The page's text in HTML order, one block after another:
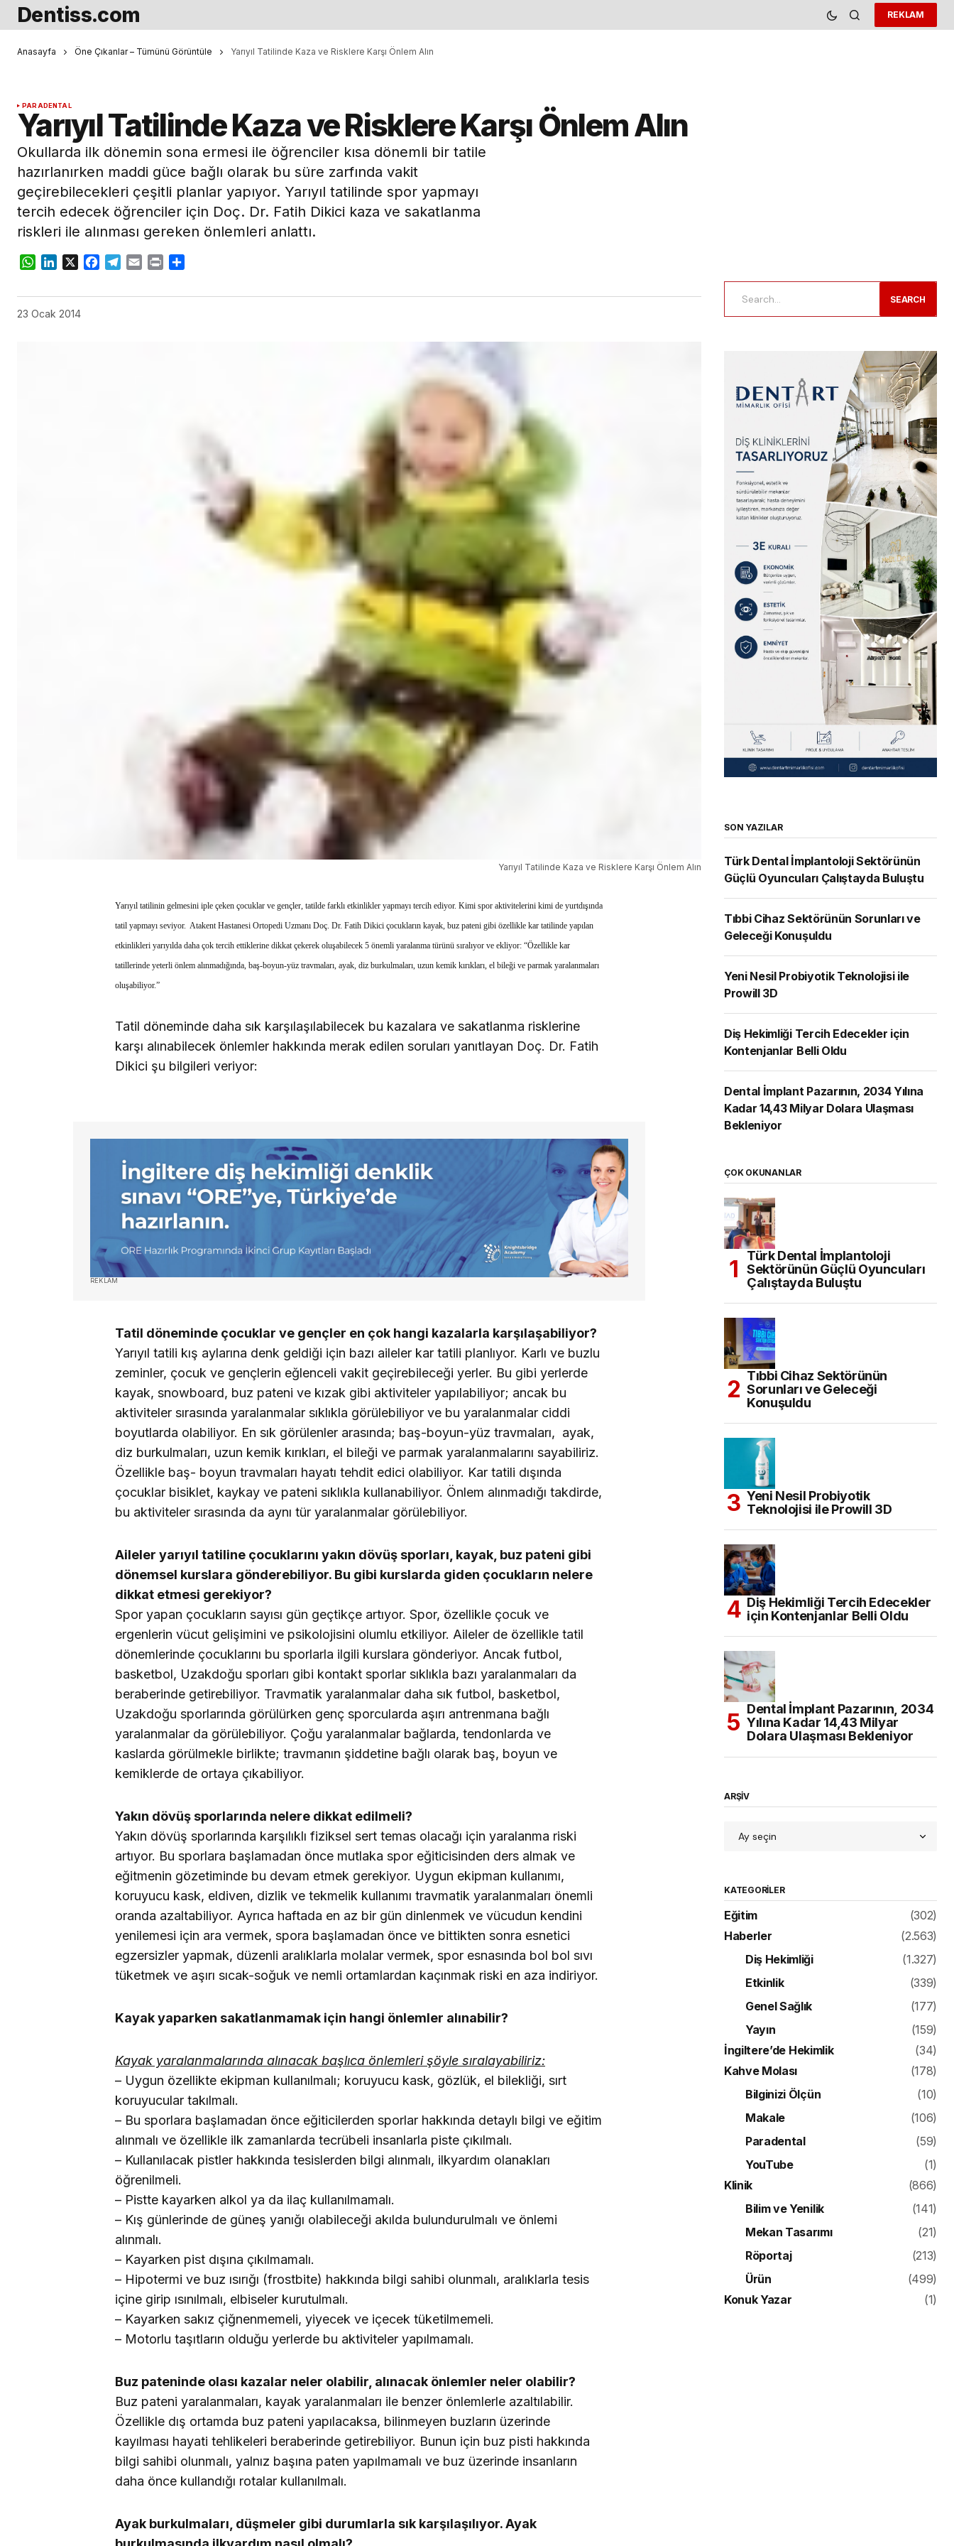
Dentiss.com REKLAM
Anasayfa Öne Çıkanlar – Tümünü Görüntüle Yarıyıl Tatilinde Kaza ve Risklere Karşı Önlem Alın
PARADENTAL
Yarıyıl Tatilinde Kaza ve Risklere Karşı Önlem Alın
Okullarda ilk dönemin sona ermesi ile öğrenciler kısa dönemli bir tatile
hazırlanırken maddi güce bağlı olarak bu süre zarfında vakit
geçirebilecekleri çeşitli planlar yapıyor. Yarıyıl tatilinde spor yapmayı
tercih edecek öğrenciler için Doç. Dr. Fatih Dikici kaza ve sakatlanma
riskleri ile alınması gereken önlemleri anlattı.
WhatsApp
LinkedIn
X Facebook
Telegram
Email Print
23 Ocak 2014
Yarıyıl Tatilinde Kaza ve Risklere Karşı Önlem Alın
Yarıyıl tatilinin gelmesini iple çeken çocuklar ve gençler, tatilde farklı etkinlikler yapmayı tercih ediyor. Kimi spor aktivitelerini kimi de yurtdışında
tatil yapmayı seviyor. Atakent Hastanesi Ortopedi Uzmanı Doç. Dr. Fatih Dikici çocukların kayak, buz pateni gibi özellikle kar tatilinde yapılan
etkinlikleri yarıyılda daha çok tercih ettiklerine dikkat çekerek oluşabilecek 5 önemli yaralanma türünü sıralıyor ve ekliyor: “Özellikle kar
tatillerinde yeterli önlem alınmadığında, baş-boyun-yüz travmaları, ayak, diz burkulmaları, uzun kemik kırıkları, el bileği ve parmak yaralanmaları
oluşabiliyor.”
Tatil döneminde daha sık karşılaşılabilecek bu kazalara ve sakatlanma risklerine
karşı alınabilecek önlemler hakkında merak edilen soruları yanıtlayan Doç. Dr. Fatih
Dikici şu bilgileri veriyor:
REKLAM
Tatil döneminde çocuklar ve gençler en çok hangi kazalarla karşılaşabiliyor?
Yarıyıl tatili kış aylarına denk geldiği için bazı aileler kar tatili planlıyor. Karlı ve buzlu
zeminler, çocuk ve gençlerin eğlenceli vakit geçirebileceği yerler. Bu gibi yerlerde
kayak, snowboard, buz pateni ve kızak gibi aktiviteler yapılabiliyor; ancak bu
aktiviteler sırasında yaralanmalar sıklıkla görülebiliyor ve bu yaralanmalar ciddi
boyutlarda olabiliyor. En sık görülenler arasında; baş-boyun-yüz travmaları, ayak,
diz burkulmaları, uzun kemik kırıkları, el bileği ve parmak yaralanmalarını sayabiliriz.
Özellikle baş- boyun travmaları hayatı tehdit edici olabiliyor. Kar tatili dışında
çocuklar bisiklet, kaykay ve pateni sıklıkla kullanabiliyor. Önlem alınmadığı takdirde,
bu aktiviteler sırasında da aynı tür yaralanmalar görülebiliyor.
Aileler yarıyıl tatiline çocuklarını yakın dövüş sporları, kayak, buz pateni gibi
dönemsel kurslara gönderebiliyor. Bu gibi kurslarda giden çocukların nelere
dikkat etmesi gerekiyor?
Spor yapan çocukların sayısı gün geçtikçe artıyor. Spor, özellikle çocuk ve
ergenlerin vücut gelişimini ve psikolojisini olumlu etkiliyor. Aileler de özellikle tatil
dönemlerinde çocuklarını bu sporlarla ilgili kurslara gönderiyor. Ancak futbol,
basketbol, Uzakdoğu sporları gibi kontakt sporlar sıklıkla bazı yaralanmaları da
beraberinde getirebiliyor. Travmatik yaralanmalar daha sık futbol, basketbol,
Uzakdoğu sporlarında görülürken genç sporcularda aşırı antrenmana bağlı
yaralanmalar da görülebiliyor. Çoğu yaralanmalar bağlarda, tendonlarda ve
kaslarda görülmekle birlikte; travmanın şiddetine bağlı olarak baş, boyun ve
kemiklerde de ortaya çıkabiliyor.
Yakın dövüş sporlarında nelere dikkat edilmeli?
Yakın dövüş sporlarında karşılıklı fiziksel sert temas olacağı için yaralanma riski
artıyor. Bu sporlara başlamadan önce mutlaka spor eğiticisinden ders almak ve
eğitmenin gözetiminde bu devam etmek gerekiyor. Uygun ekipman kullanımı,
koruyucu kask, eldiven, dizlik ve tekmelik kullanımı travmatik yaralanmaları önemli
oranda azaltabiliyor. Ayrıca haftada en az bir gün dinlenmek ve vücudun kendini
yenilemesi için ara vermek, spora başlamadan önce ve bittikten sonra esnetici
egzersizler yapmak, düzenli aralıklarla molalar vermek, spor esnasında bol bol sıvı
tüketmek ve aşırı sıcak-soğuk ve nemli ortamlardan kaçınmak riski en aza indiriyor.
Kayak yaparken sakatlanmamak için hangi önlemler alınabilir?
Kayak yaralanmalarında alınacak başlıca önlemleri şöyle sıralayabiliriz:
– Uygun özellikte ekipman kullanılmalı; koruyucu kask, gözlük, el bilekliği, sırt
koruyucular takılmalı.
– Bu sporlara başlamadan önce eğiticilerden sporlar hakkında detaylı bilgi ve eğitim
alınmalı ve özellikle ilk zamanlarda tecrübeli insanlarla piste çıkılmalı.
– Kullanılacak pistler hakkında tesislerden bilgi alınmalı, ilkyardım olanakları
öğrenilmeli.
– Pistte kayarken alkol ya da ilaç kullanılmamalı.
– Kış günlerinde de güneş yanığı olabileceği akılda bulundurulmalı ve önlemi
alınmalı.
– Kayarken pist dışına çıkılmamalı.
– Hipotermi ve buz ısırığı (frostbite) hakkında bilgi sahibi olunmalı, aralıklarla tesis
içine girip ısınılmalı, elbiseler kurutulmalı.
– Kayarken sakız çiğnenmemeli, yiyecek ve içecek tüketilmemeli.
– Motorlu taşıtların olduğu yerlerde bu aktiviteler yapılmamalı.
Buz pateninde olası kazalar neler olabilir, alınacak önlemler neler olabilir?
Buz pateni yaralanmaları, kayak yaralanmaları ile benzer önlemlerle azaltılabilir.
Özellikle dış ortamda buz pateni yapılacaksa, bilinmeyen buzların üzerinde
kayılması hayati tehlikeleri beraberinde getirebiliyor. Bunun için buz pisti hakkında
bilgi sahibi olunmalı, yalnız başına paten yapılmamalı ve buz üzerinde insanların
daha önce kullandığı rotalar kullanılmalı.
Ayak burkulmaları, düşmeler gibi durumlarla sık karşılaşılıyor. Ayak
SEARCH
SON YAZILAR
Türk Dental İmplantoloji Sektörünün
Güçlü Oyuncuları Çalıştayda Buluştu
Tıbbi Cihaz Sektörünün Sorunları ve
Geleceği Konuşuldu
Yeni Nesil Probiyotik Teknolojisi ile
Prowill 3D
Diş Hekimliği Tercih Edecekler için
Kontenjanlar Belli Oldu
Dental İmplant Pazarının, 2034 Yılına
Kadar 14,43 Milyar Dolara Ulaşması
Bekleniyor
ÇOK OKUNANLAR
Türk Dental İmplantoloji
Sektörünün Güçlü Oyuncuları
Çalıştayda Buluştu
Tıbbi Cihaz Sektörünün
Sorunları ve Geleceği
Konuşuldu
Yeni Nesil Probiyotik
Teknolojisi ile Prowill 3D
Diş Hekimliği Tercih Edecekler
için Kontenjanlar Belli Oldu
Dental İmplant Pazarının, 2034
Yılına Kadar 14,43 Milyar
Dolara Ulaşması Bekleniyor
ARŞİV
KATEGORILER
Eğitim
(302)
Haberler
(2.563)
Diş Hekimliği
(1.327)
Etkinlik
(339)
Genel Sağlık
(177)
Yayın
(159)
İngiltere’de Hekimlik
(34)
Kahve Molası
(178)
Bilginizi Ölçün
(10)
Makale
(106)
Paradental
(59)
YouTube
(1)
Klinik
(866)
Bilim ve Yenilik
(141)
Mekan Tasarımı
(21)
Röportaj
(213)
Ürün
(499)
Konuk Yazar
(1)